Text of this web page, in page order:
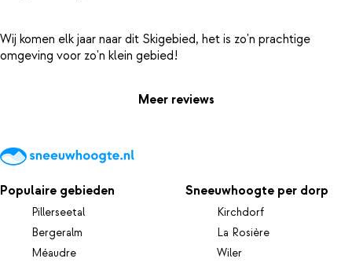
Wij komen elk jaar naar dit Skigebied, het is zo'n prachtige
Meer reviews
Populaire gebieden
Pillerseetal
Bergeralm
Méaudre
Sneeuwhoogte per dorp
Kirchdorf
La Rosière
Wiler